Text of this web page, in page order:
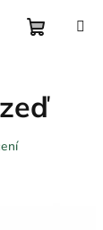
košík